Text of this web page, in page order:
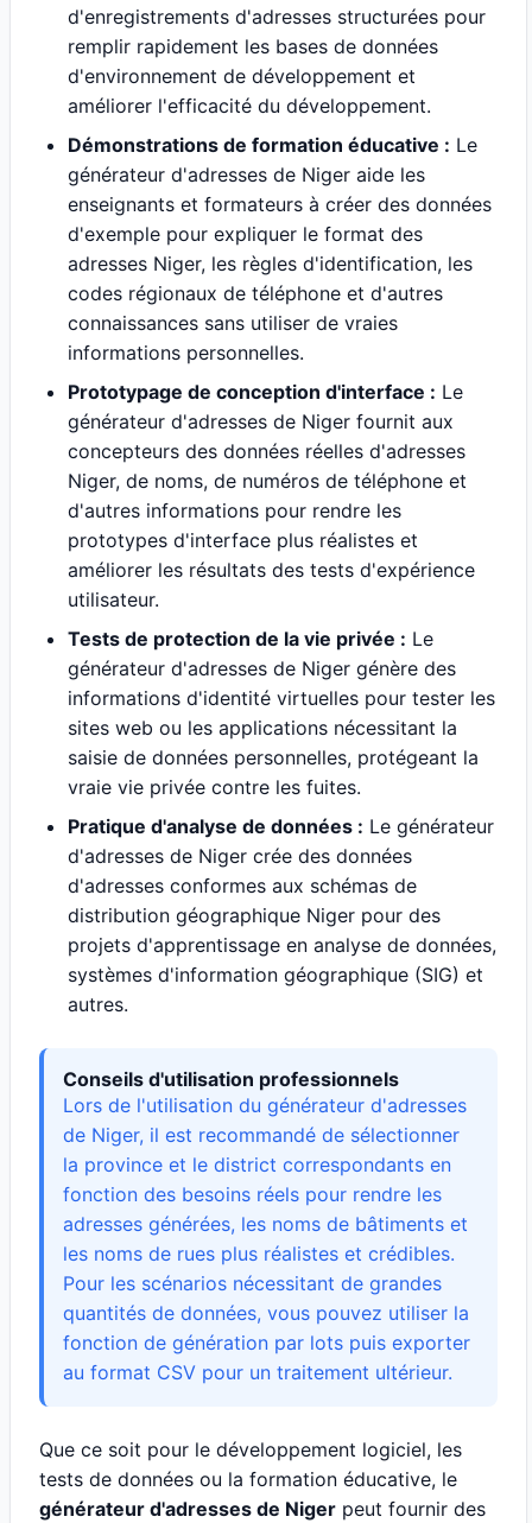
d'enregistrements d'adresses structurées pour
remplir rapidement les bases de données
d'environnement de développement et
améliorer l'efficacité du développement.
Démonstrations de formation éducative : Le
générateur d'adresses de Niger aide les
enseignants et formateurs à créer des données
d'exemple pour expliquer le format des
adresses Niger, les règles d'identification, les
codes régionaux de téléphone et d'autres
connaissances sans utiliser de vraies
informations personnelles.
Prototypage de conception d'interface : Le
générateur d'adresses de Niger fournit aux
concepteurs des données réelles d'adresses
Niger, de noms, de numéros de téléphone et
d'autres informations pour rendre les
prototypes d'interface plus réalistes et
améliorer les résultats des tests d'expérience
utilisateur.
Tests de protection de la vie privée : Le
générateur d'adresses de Niger génère des
informations d'identité virtuelles pour tester les
sites web ou les applications nécessitant la
saisie de données personnelles, protégeant la
vraie vie privée contre les fuites.
Pratique d'analyse de données : Le générateur
d'adresses de Niger crée des données
d'adresses conformes aux schémas de
distribution géographique Niger pour des
projets d'apprentissage en analyse de données,
systèmes d'information géographique (SIG) et
autres.
Conseils d'utilisation professionnels
Lors de l'utilisation du générateur d'adresses
de Niger, il est recommandé de sélectionner
la province et le district correspondants en
fonction des besoins réels pour rendre les
adresses générées, les noms de bâtiments et
les noms de rues plus réalistes et crédibles.
Pour les scénarios nécessitant de grandes
quantités de données, vous pouvez utiliser la
fonction de génération par lots puis exporter
au format CSV pour un traitement ultérieur.
Que ce soit pour le développement logiciel, les
tests de données ou la formation éducative, le
générateur d'adresses de Niger peut fournir des